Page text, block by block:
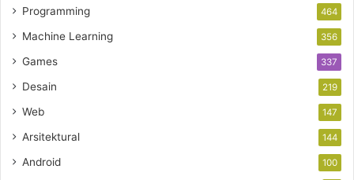
Programming 464
Machine Learning 356
Games 337
Desain 219
Web 147
Arsitektural 144
Android 100